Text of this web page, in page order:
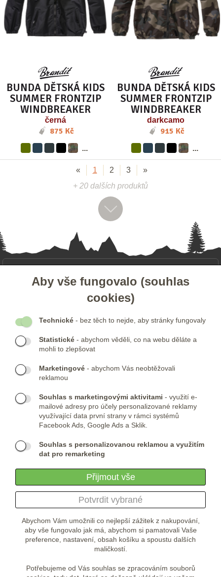
Aby vše fungovalo (souhlas
cookies)
Abychom Vám umožnili co nejlepší zážitek z nakupování,
aby vše fungovalo jak má, abychom si pamatovali Vaše
preference, nastavení, obsah košíku a spoustu dalších
maličkostí.
Potřebujeme od Vás souhlas se zpracováním souborů
Technické - bez těch to nejde, aby stránky fungovaly
Statistické - abychom věděli, co na webu děláte a
mohli to zlepšovat
Marketingové - abychom Vás neobtěžovali
reklamou
Souhlas s marketingovými aktivitami - využití e-
mailové adresy pro účely personalizované reklamy
využívající data první strany v rámci systémů
Facebook Ads, Google Ads a Sklik.
Souhlas s personalizovanou reklamou a využitím
dat pro remarketing
Potvrdit vybrané
Přijmout vše
BUNDA DĚTSKÁ KIDS
SUMMER FRONTZIP
WINDBREAKER
černá
875 Kč
...
BUNDA DĚTSKÁ KIDS
SUMMER FRONTZIP
WINDBREAKER
darkcamo
915 Kč
...
« 1 2 3
»
+ 20 dalších produktů
- NEWSLETTER
KONTAKTY:
KONTAKTNÍ FORMULÁŘ
Telefon:
PROVOZOVNA:
Studénka 160
549 31 Velké Poříčí
Česká republika